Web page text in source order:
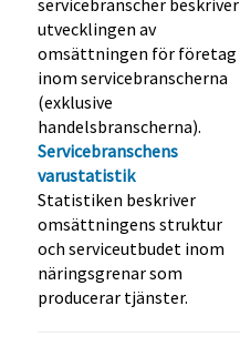
utvecklingen av
omsättningen för företag
inom servicebranscherna
(exklusive
handelsbranscherna).
Servicebranschens
varustatistik
Statistiken beskriver
omsättningens struktur
och serviceutbudet inom
näringsgrenar som
producerar tjänster.